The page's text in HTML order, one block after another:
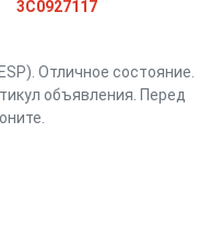
3C0927117
Отличное состояние.
объявления. Перед